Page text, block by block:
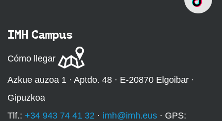
IMH Campus
Cómo llegar
Azkue auzoa 1 · Aptdo. 48 · E-20870 Elgoibar ·
Gipuzkoa
Tlf.: +34 943 74 41 32 · imh@imh.eus · GPS: